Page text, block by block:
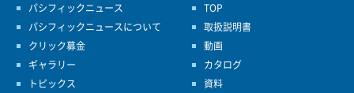
パシフィックニュース
パシフィックニュースについて
クリック募金
ギャラリー
トピックス
TOP
取扱説明書
動画
カタログ
資料